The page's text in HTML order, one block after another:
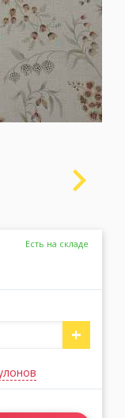
Есть на складе
+